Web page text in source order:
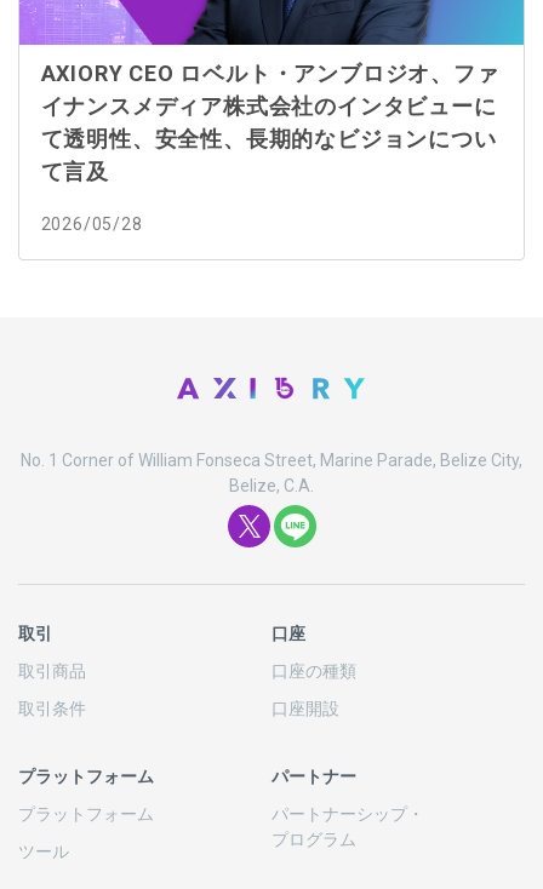
AXIORY CEO ロベルト・アンブロジオ、ファ
イナンスメディア株式会社のインタビューに
て透明性、安全性、長期的なビジョンについ
て言及
2026/05/28
No. 1 Corner of William Fonseca Street, Marine Parade, Belize City,
Belize, C.A.
取引
取引商品
取引条件
口座
口座の種類
口座開設
プラットフォーム
プラットフォーム
ツール
パートナー
パートナーシップ・
プログラム